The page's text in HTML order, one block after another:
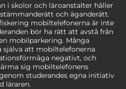
i skolor och läroanstalter håller
och äganderätt.
mobiltelefonerna är inte
bör ha rätt att avstå från
mobilparkering. Många
själva att mobiltelefonerna
negativt, och
sig mobiltelefonens
studerandes egna initiativ
läraren.